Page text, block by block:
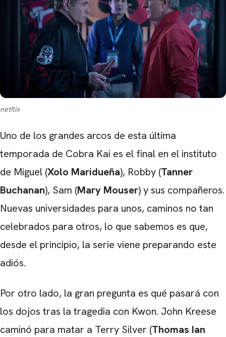
netflix
Uno de los grandes arcos de esta última
temporada de Cobra Kai es el final en el instituto
de Miguel (Xolo Maridueña), Robby (Tanner
Buchanan), Sam (Mary Mouser) y sus compañeros.
Nuevas universidades para unos, caminos no tan
celebrados para otros, lo que sabemos es que,
desde el principio, la serie viene preparando este
adiós.
Por otro lado, la gran pregunta es qué pasará con
los dojos tras la tragedia con Kwon. John Kreese
caminó para matar a Terry Silver (Thomas Ian